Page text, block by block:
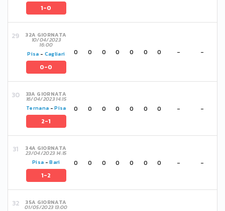
1-0
32A GIORNATA
10/04/2023
16:00
Pisa - Cagliari
0-0
0 0 0 0 0 0 0 - -
33A GIORNATA
16/04/2023 14:15
Ternana -Pisa
2-1
0 0 0 0 0 0 0 - -
34A GIORNATA
23/04/2023 14:15
Pisa -Bari
1-2
0 0 0 0 0 0 0 - -
35A GIORNATA
01/05/2023 13:00